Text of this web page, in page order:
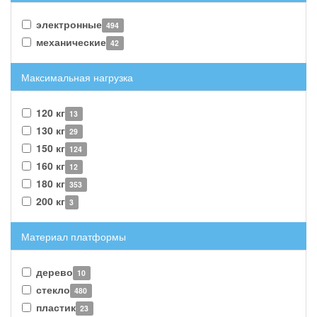
электронные 494
механические 42
Максимальная нагрузка
120 кг 13
130 кг 29
150 кг 124
160 кг 12
180 кг 353
200 кг 3
Материал платформы
дерево 10
стекло 480
пластик 23